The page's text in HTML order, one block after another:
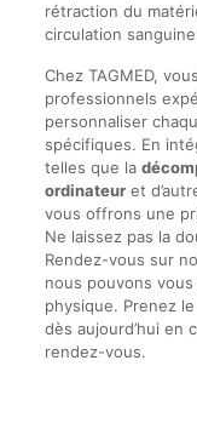
rétraction du
circulation
Chez TAGMED,
professionnels
personnaliser
spécifiques. En
telles que la
ordinateuret
vous offrons une
Ne laissez pas la
Rendez-vous sur
nous pouvons
physique. Prenez
dès aujourd’hui en
rendez-vous.